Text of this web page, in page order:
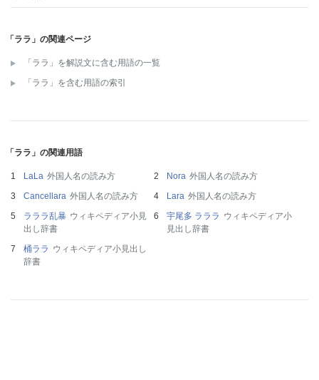
「ララ」の関連ページ
「ララ」を解説文に含む用語の一覧
「ララ」を含む用語の索引
「ララ」の関連用語
LaLa 外国人名の読み方 Nora 外国人名の読み方
Cancellara 外国人名の読み方 Lara 外国人名の読み方
ラララ乱暴 ウィキペディア小見
出し辞書
宇尾多 ラララ ウィキペディア小
見出し辞書
桶ララ ウィキペディア小見出し
辞書